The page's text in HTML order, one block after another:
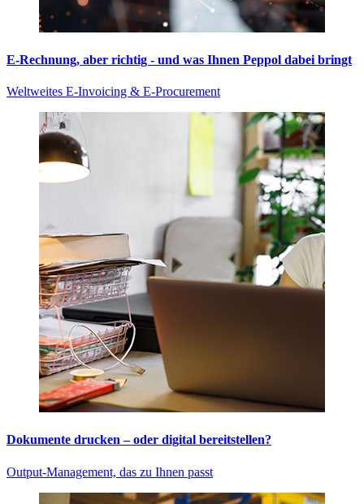
E-Rechnung, aber richtig - und was Ihnen Peppol dabei bringt
Weltweites E-Invoicing & E-Procurement
Dokumente drucken – oder digital bereitstellen?
Output-Management, das zu Ihnen passt